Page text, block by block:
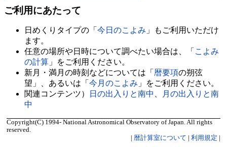
ご利用にあたって
日めくりタイプの「 今日のこよみ 」もご利用いただけ
ます。
任意の場所や日時について調べたい場合は、「 こよみ
の計算 」をご利用ください。
新月・満月の時刻などについては「 暦要項の朔弦
望」、あるいは「 今月のこよみ 」をご利用ください。
関連コンテンツ）
日の出入りと南中
月の出入りと南
中
Copyright(C) 1994- National Astronomical Observatory of Japan. All rights
reserved.
| 暦計算室について | 利用規定 |